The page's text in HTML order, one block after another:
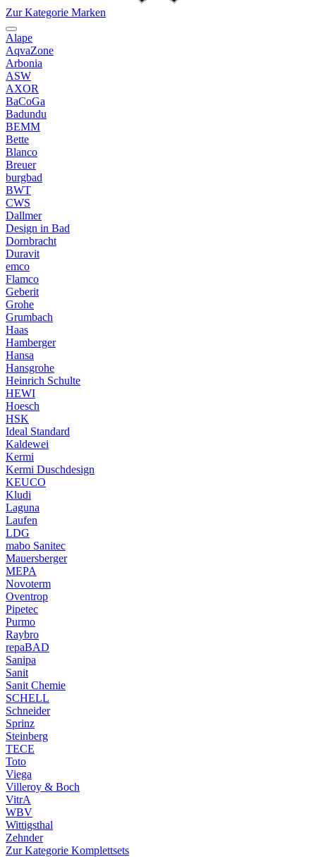
Zur Kategorie Marken
Alape
AqvaZone
Arbonia
ASW
AXOR
BaCoGa
Badundu
BEMM
Bette
Blanco
Breuer
burgbad
BWT
CWS
Dallmer
Design in Bad
Dornbracht
Duravit
emco
Flamco
Geberit
Grohe
Grumbach
Haas
Hamberger
Hansa
Hansgrohe
Heinrich Schulte
HEWI
Hoesch
HSK
Ideal Standard
Kaldewei
Kermi
Kermi Duschdesign
KEUCO
Kludi
Laguna
Laufen
LDG
mabo Sanitec
Mauersberger
MEPA
Novoterm
Oventrop
Pipetec
Purmo
Raybro
repaBAD
Sanipa
Sanit
Sanit Chemie
SCHELL
Schneider
Sprinz
Steinberg
TECE
Toto
Viega
Villeroy & Boch
VitrA
WBV
Wittigsthal
Zehnder
Zur Kategorie Komplettsets